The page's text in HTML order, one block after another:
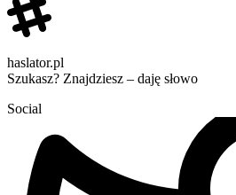
haslator.pl
Szukasz? Znajdziesz – daję słowo
Social